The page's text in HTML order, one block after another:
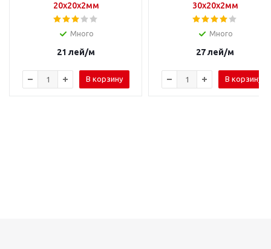
20х20х2мм
Много
21 лей/м
В корзину
30х20х2мм
Много
27лей/м
В корзину